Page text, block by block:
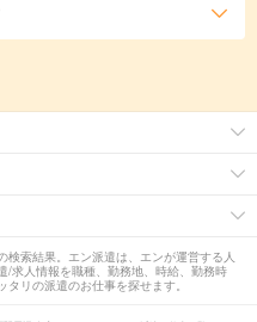
検索結果。エン派遣は、エンが運営する人
/求人情報を職種、勤務地、時給、勤務時
リの派遣のお仕事を探せます。